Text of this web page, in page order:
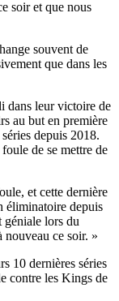
soir et que nous
souvent de
que dans les
dans leur victoire de
au but en première
depuis 2018.
de se mettre de
et cette dernière
éliminatoire depuis
lors du
nouveau ce soir. »
10 dernières séries
contre les Kings de